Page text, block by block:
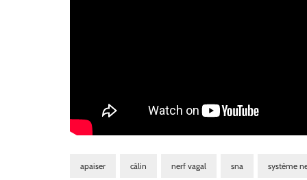
apaiser câlin nerf vagal sna système